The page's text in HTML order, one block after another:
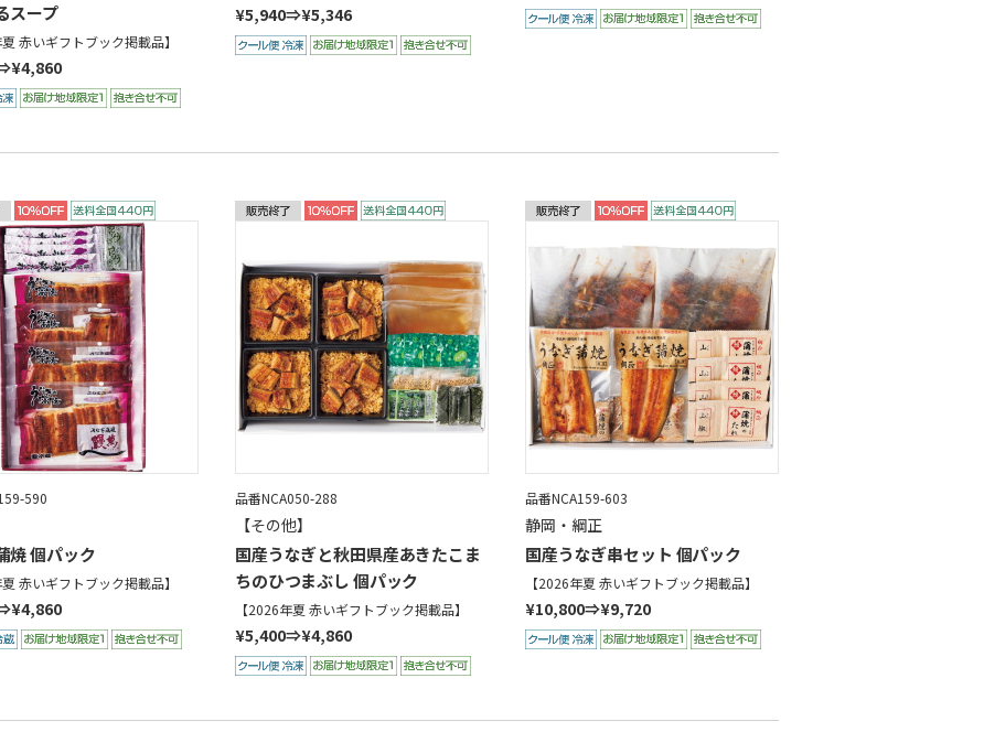
スープ
夏 赤いギフトブック掲載品】
¥5,940⇒¥5,346
590
焼 個パック
夏 赤いギフトブック掲載品】
品番NCA050-288
【その他】
国産うなぎと秋田県産あきたこま
ちのひつまぶし 個パック
【2026年夏 赤いギフトブック掲載品】
¥5,400⇒¥4,860
品番NCA159-603
静岡・綱正
国産うなぎ串セット 個パック
【2026年夏 赤いギフトブック掲載品】
¥10,800⇒¥9,720